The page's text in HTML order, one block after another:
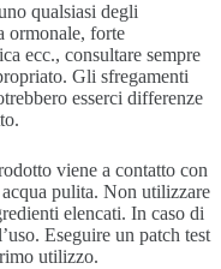
qualsiasi degli
ormonale, forte
ecc., consultare sempre
Gli sfregamenti
esserci differenze
viene a contatto con
pulita. Non utilizzare
elencati. In caso di
Eseguire un patch test
utilizzo.